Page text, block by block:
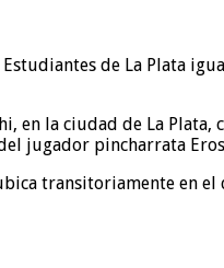
de La Plata
en la ciudad de La
jugador pincharrata Eros
transitoriamente en